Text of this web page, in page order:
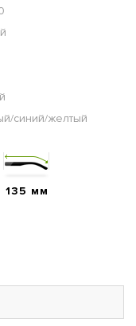
синий/желтый
135 мм